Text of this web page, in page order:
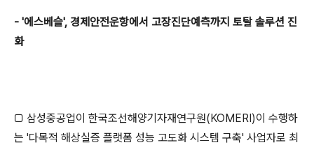
- '에스베슬', 경제안전운항에서 고장진단예측까지 토탈 솔루션 진
화
□ 삼성중공업이 한국조선해양기자재연구원(KOMERI)이 수행하
는 '다목적 해상실증 플랫폼 성능 고도화 시스템 구축' 사업자로 최